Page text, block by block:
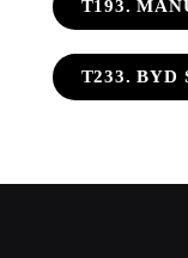
T193.
T233. BYD